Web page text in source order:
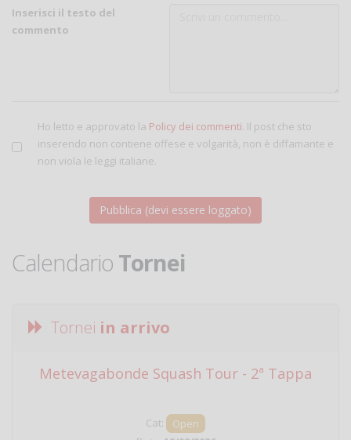
Inserisci il testo del
commento
Ho letto e approvato la Policy dei commenti. Il post che sto
inserendo non contiene offese e volgarità, non è diffamante e
non viola le leggi italiane.
Calendario Tornei
Tornei in arrivo
Metevagabonde Squash Tour - 2ª Tappa
Cat:
Open